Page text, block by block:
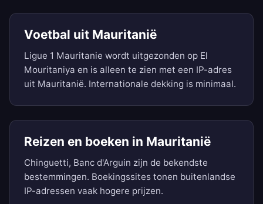
Voetbal uit Mauritanië
Ligue 1 Mauritanie wordt uitgezonden op El
Mouritaniya en is alleen te zien met een IP-adres
uit Mauritanië. Internationale dekking is minimaal.
Reizen en boeken in Mauritanië
Chinguetti, Banc d'Arguin zijn de bekendste
bestemmingen. Boekingssites tonen buitenlandse
IP-adressen vaak hogere prijzen.